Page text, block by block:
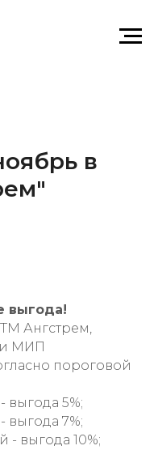
в
выгода!
Ангстрем,
и МИП
пороговой
выгода 5%;
выгода 7%;
- выгода 10%;